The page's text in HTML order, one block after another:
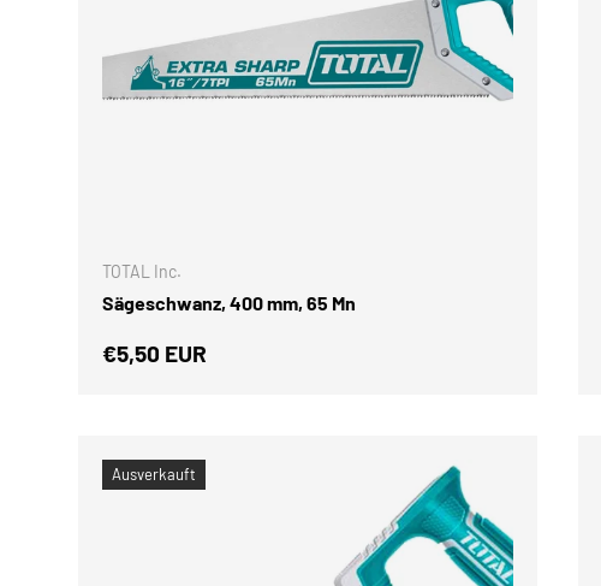
TOTAL Inc.
Sägeschwanz, 400 mm, 65 Mn
Normaler Preis
€5,50 EUR
Ausverkauft